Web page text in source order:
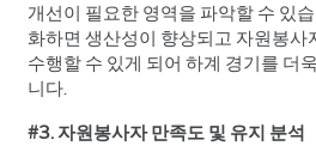
개선이 필요한 영역을 파악할 수 있
화하면 생산성이 향상되고 자원봉사
수행할 수 있게 되어 하계 경기를 더
니다.
#3.자원봉사자 만족도 및 유지 분석